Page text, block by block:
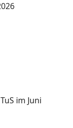
im Juni